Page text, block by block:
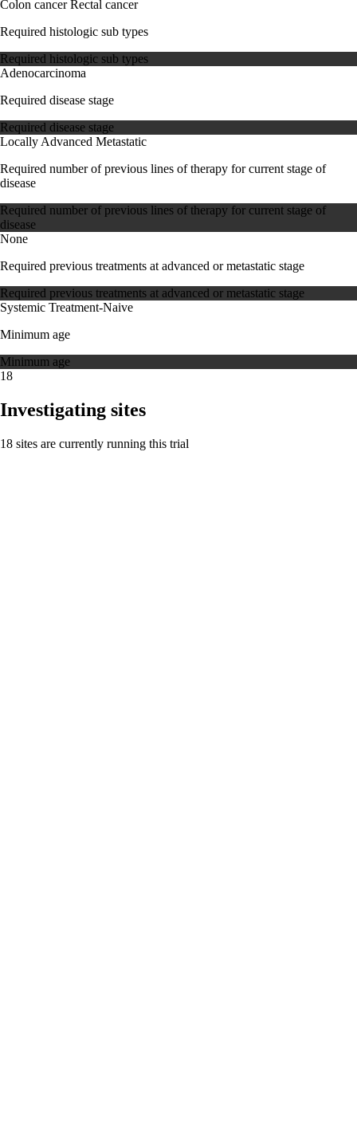
Colon cancerRectal cancer
Required histologic sub types
Required histologic sub types
Adenocarcinoma
Required disease stage
Required disease stage
Locally Advanced Metastatic
Required number of previous lines of therapy for current stage of
disease
Required number of previous lines of therapy for current stage of
disease
None
Required previous treatments at advanced or metastatic stage
Required previous treatments at advanced or metastatic stage
Systemic Treatment-Naive
Minimum age
Minimum age
18
Investigating sites
18 sites are currently running this trial